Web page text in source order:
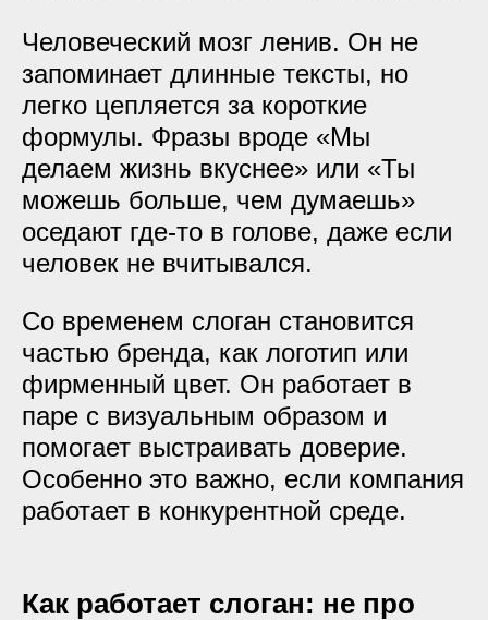
Человеческий мозг ленив. Он не
запоминает длинные тексты, но
легко цепляется за короткие
формулы. Фразы вроде «Мы
делаем жизнь вкуснее» или «Ты
можешь больше, чем думаешь»
оседают где-то в голове, даже если
человек не вчитывался.
Со временем слоган становится
частью бренда, как логотип или
фирменный цвет. Он работает в
паре с визуальным образом и
помогает выстраивать доверие.
Особенно это важно, если компания
работает в конкурентной среде.
Как работает слоган: не про